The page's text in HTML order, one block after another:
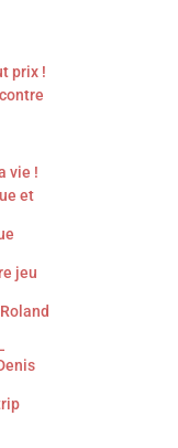
prix !
vie !
et
jeu